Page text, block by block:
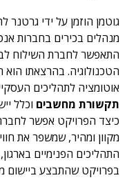
גוטמן הוזמן על ידי
מנהלים בכירים בחברות
התאפשר לחברת השילוח
הטכנולוגיה. בהרצאתו
אוטומציה לתהליכים
תקשורת מחשבים וכלל
כיצד הפרויקט אפשר
מקוון ומהיר, שמשפר את
התהליכים הפנימיים
בפרויקט שהתבצע ביישום